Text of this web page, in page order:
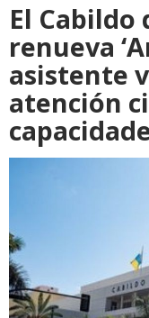
El Cabildo
renueva
asistente
atención